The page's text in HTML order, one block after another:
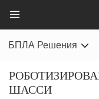
БПЛА Решения
ШАССИ